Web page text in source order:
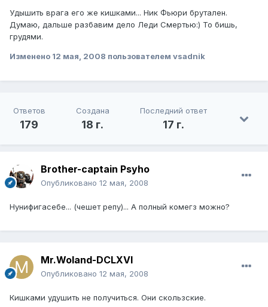
Удышить врага его же кишками... Ник Фьюри брутален.
Думаю, дальше разбавим дело Леди Смертью:) То бишь,
грудями.
Изменено 12 мая, 2008 пользователем vsadnik
Ответов
179
Создана
18 г.
Последний ответ
17 г.
Brother-captain Psyho
Опубликовано 12 мая, 2008
Нунифигасебе... (чешет репу)... А полный комегз можно?
Mr.Woland-DCLXVI
Опубликовано 12 мая, 2008
Кишками удушить не получиться. Они скользские.